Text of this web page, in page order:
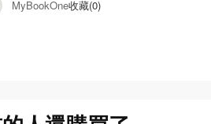
MyBookOne收藏(0)